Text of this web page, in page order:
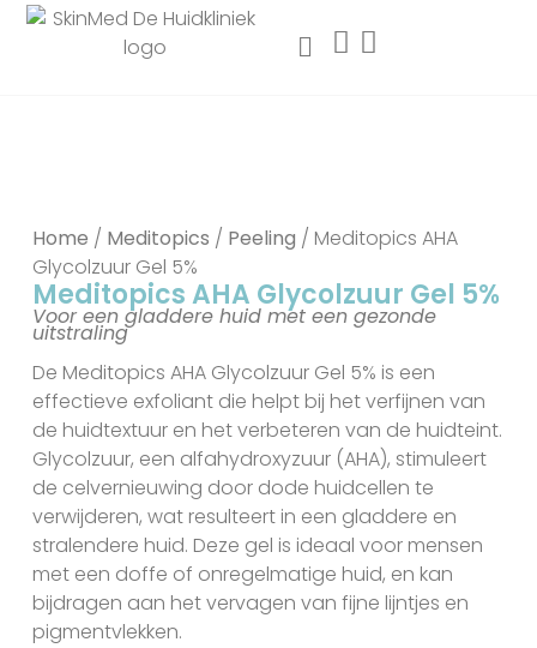
Home / Meditopics / Peeling / Meditopics AHA
Glycolzuur Gel 5%
Meditopics AHA Glycolzuur Gel 5%
Voor een gladdere huid met een gezonde
uitstraling
De Meditopics AHA Glycolzuur Gel 5% is een
effectieve exfoliant die helpt bij het verfijnen van
de huidtextuur en het verbeteren van de huidteint.
Glycolzuur, een alfahydroxyzuur (AHA), stimuleert
de celvernieuwing door dode huidcellen te
verwijderen, wat resulteert in een gladdere en
stralendere huid. Deze gel is ideaal voor mensen
met een doffe of onregelmatige huid, en kan
bijdragen aan het vervagen van fijne lijntjes en
pigmentvlekken.